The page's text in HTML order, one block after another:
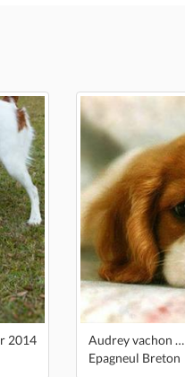
2014
Audrey vachon mercier.
Epagneul Breton